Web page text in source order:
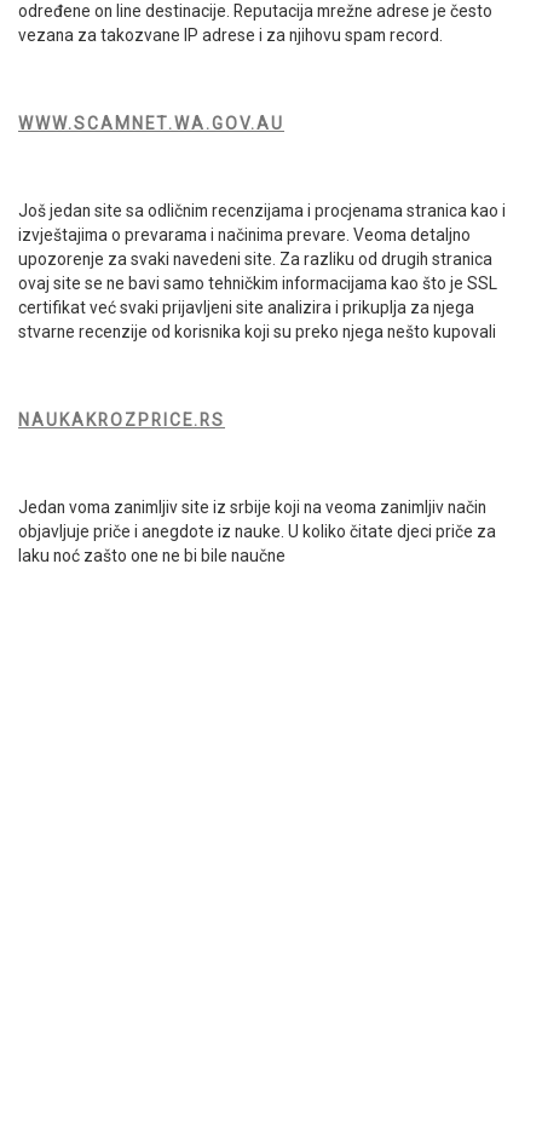
određene on line destinacije. Reputacija mrežne adrese je često
vezana za takozvane IP adrese i za njihovu spam record.
WWW.SCAMNET.WA.GOV.AU
Još jedan site sa odličnim recenzijama i procjenama stranica kao i
izvještajima o prevarama i načinima prevare. Veoma detaljno
upozorenje za svaki navedeni site. Za razliku od drugih stranica
ovaj site se ne bavi samo tehničkim informacijama kao što je SSL
certifikat već svaki prijavljeni site analizira i prikuplja za njega
stvarne recenzije od korisnika koji su preko njega nešto kupovali
NAUKAKROZPRICE.RS
Jedan voma zanimljiv site iz srbije koji na veoma zanimljiv način
objavljuje priče i anegdote iz nauke. U koliko čitate djeci priče za
laku noć zašto one ne bi bile naučne